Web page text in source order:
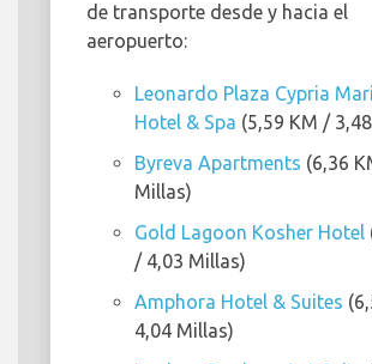
de transporte desde y hacia el
aeropuerto:
Leonardo Plaza Cypria
Hotel & Spa (5,59 KM /
Byreva Apartments (6,36
Millas)
Gold Lagoon Kosher Hotel
/ 4,03 Millas)
Amphora Hotel & Suites
4,04 Millas)